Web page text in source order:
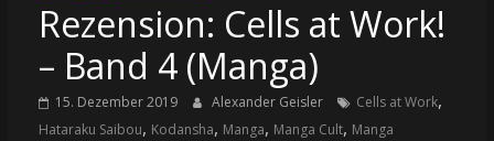
Rezension: Cells at Work!
– Band 4 (Manga)
15. Dezember 2019 Alexander Geisler Cells at Work,
Hataraku Saibou, Kodansha, Manga, Manga Cult, Manga